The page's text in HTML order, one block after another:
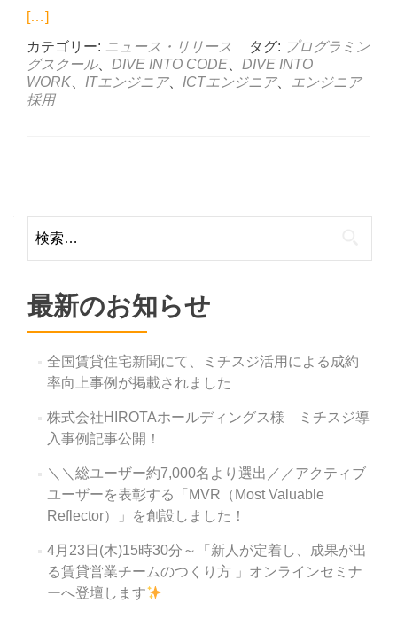
[…]
カテゴリー: ニュース・リリース タグ: プログラミン
グスクール、 DIVE INTO CODE
DIVE INTO
WORK
ITエンジニア、 ICTエンジニア、 エンジニア
採用
索:
最新のお知らせ
全国賃貸住宅新聞にて、ミチスジ活用による成約
率向上事例が掲載されました
株式会社HIROTAホールディングス様 ミチスジ導
入事例記事公開！
＼＼総ユーザー約7,000名より選出／／アクティブ
ユーザーを表彰する「MVR（Most Valuable
Reflector）」を創設しました！
4月23日(木)15時30分～「新人が定着し、成果が出
る賃貸営業チームのつくり方 」オンラインセミナ
ーへ登壇します